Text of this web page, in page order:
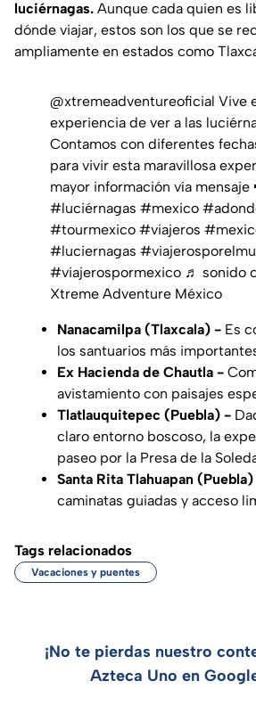
luciérnagas. Aunque cada quien es
dónde viajar, estos son los que se
ampliamente en estados como
@xtremeadventureoficial Vive
experiencia de ver a las
Contamos con diferentes
para vivir esta maravillosa
mayor información vía mensaje
#luciérnagas #mexico
#tourmexico #viajeros
#luciernagas
#viajerospormexico ♬ sonido
Xtreme Adventure México
Nanacamilpa (Tlaxcala) - Es
los santuarios más
Ex Hacienda de Chautla -
avistamiento con paisajes
Tlatlauquitepec (Puebla) -
claro entorno boscoso, la
paseo por la Presa de la
Santa Rita Tlahuapan
caminatas guiadas y acceso
Tags relacionados
Vacaciones y puentes
¡No te pierdas nuestro
Azteca Uno en